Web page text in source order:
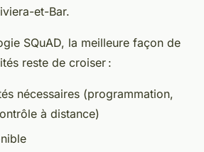
et-Bar.
SQuAD, la meilleure façon de
reste de croiser :
nécessaires (programmation,
à distance)